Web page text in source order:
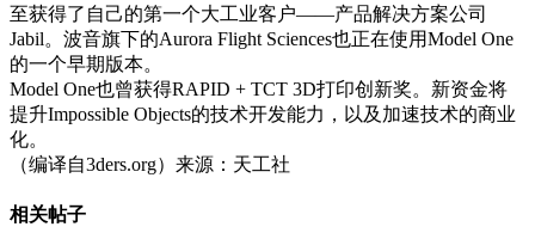
至获得了自己的第一个大工业客户——产品解决方案公司
Jabil。波音旗下的Aurora Flight Sciences也正在使用Model One
的一个早期版本。
Model One也曾获得RAPID + TCT 3D打印创新奖。新资金将
提升Impossible Objects的技术开发能力，以及加速技术的商业
化。
（编译自3ders.org）来源：天工社
相关帖子